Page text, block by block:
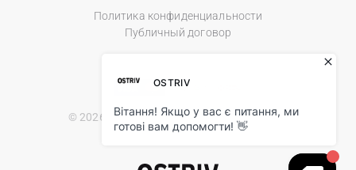
Политика конфиденциальности
Публичный договор
© 2026 Ostriv.ua Store. All Rights Reserved.